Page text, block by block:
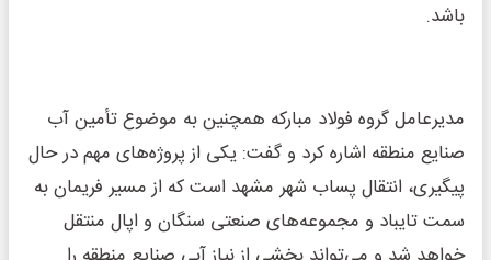
باشد.
مدیرعامل گروه فولاد مبارکه همچنین به موضوع تأمین آب
صنایع منطقه اشاره کرد و گفت: یکی از پروژه‌های مهم در حال
پیگیری، انتقال پساب شهر مشهد است که از مسیر فریمان به
سمت تایباد و مجموعه‌های صنعتی سنگان و اپال منتقل